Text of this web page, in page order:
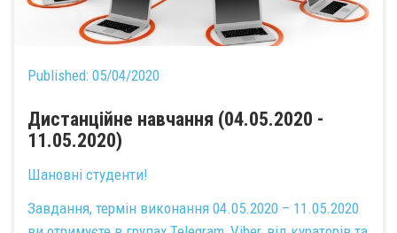
Published: 05/04/2020
Дистанційне навчання (04.05.2020 -
11.05.2020)
Шановні студенти!
Завдання, термін виконання 04.05.2020 – 11.05.2020